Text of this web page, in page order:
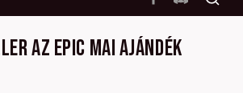
az Epic mai ajándék